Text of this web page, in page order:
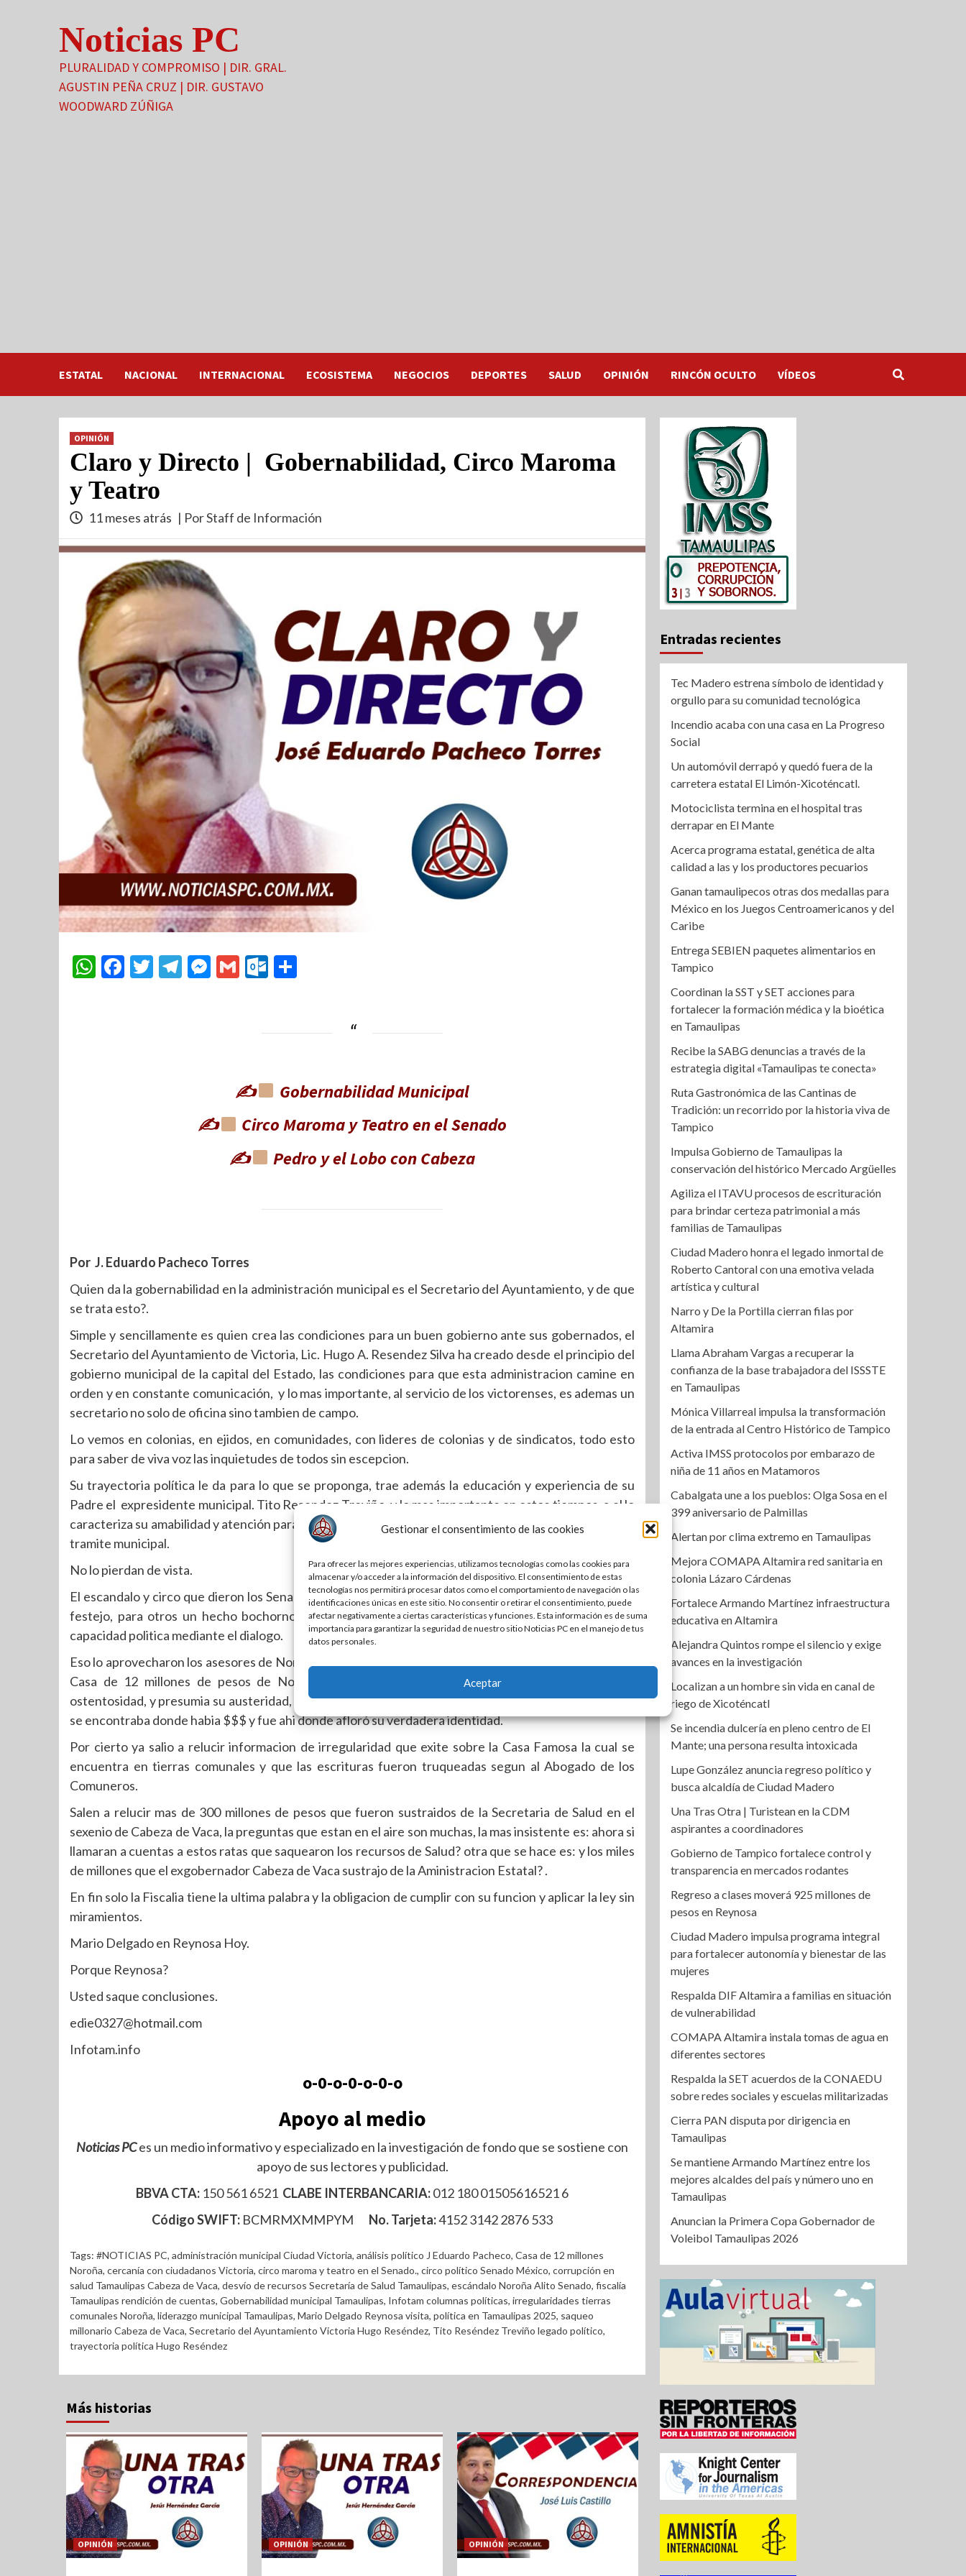
Gestionar el consentimiento de las cookies
Para ofrecer las mejores experiencias, utilizamos tecnologías como las cookies para
almacenar y/o acceder a la información del dispositivo. El consentimiento de estas
tecnologías nos permitirá procesar datos como el comportamiento de navegación o las
identificaciones únicas en este sitio. No consentir o retirar el consentimiento, puede
afectar negativamente a ciertas características y funciones. Esta información es de suma
importancia para garantizar la seguridad de nuestro sitio Noticias PC en el manejo de tus
datos personales.
Aceptar
Noticias PC
PLURALIDAD Y COMPROMISO | DIR. GRAL.
AGUSTIN PEÑA CRUZ | DIR. GUSTAVO
WOODWARD ZÚÑIGA
ESTATAL NACIONAL INTERNACIONAL ECOSISTEMA NEGOCIOS DEPORTES SALUD OPINIÓN RINCÓN OCULTO VÍDEOS
OPINIÓN
Claro y Directo | Gobernabilidad, Circo Maroma
y Teatro
11 meses atrás | Por Staff de Información
WhatsApp
Facebook
Twitter
Telegram
Messenger
GmailOutlook.com
✍
Gobernabilidad Municipal
✍
Circo Maroma y Teatro en el Senado
✍
Pedro y el Lobo con Cabeza
Por J. Eduardo Pacheco Torres
Quien da la gobernabilidad en la administración municipal es el Secretario del Ayuntamiento, y de que
se trata esto?.
Simple y sencillamente es quien crea las condiciones para un buen gobierno ante sus gobernados, el
Secretario del Ayuntamiento de Victoria, Lic. Hugo A. Resendez Silva ha creado desde el principio del
gobierno municipal de la capital del Estado, las condiciones para que esta administracion camine en
orden y en constante comunicación, y lo mas importante, al servicio de los victorenses, es ademas un
secretario no solo de oficina sino tambien de campo.
Lo vemos en colonias, en ejidos, en comunidades, con lideres de colonias y de sindicatos, todo esto
para saber de viva voz las inquietudes de todos sin escepcion.
Su trayectoria política le da para lo que se proponga, trae además la educación y experiencia de su
Padre el expresidente municipal. Tito Resendez Treviño, y lo mas importante en estos tiempos, a el lo
caracteriza su amabilidad y atención para todos los que se acercan diariamente para realizar cualquier
tramite municipal.
No lo pierdan de vista.
El escandalo y circo que dieron los Senadores Noroña y Alito en el Senado es para algunos motivo de
festejo, para otros un hecho bochornoso en un Recinto donde se supone debe de prevalecer la
capacidad politica mediante el dialogo.
Eso lo aprovecharon los asesores de Noroña para que se hablara, y mucho de eso, en vez de la famosa
Casa de 12 millones de pesos de Noroña, quien se caracterizaba por reprochar a politicos la
ostentosidad, y presumia su austeridad, lo que si es cierto es que lo hacia, nos imaginamos, porque no
se encontraba donde habia $$$ y fue ahi donde afloró su verdadera identidad.
Por cierto ya salio a relucir informacion de irregularidad que exite sobre la Casa Famosa la cual se
encuentra en tierras comunales y que las escrituras fueron truqueadas segun al Abogado de los
Comuneros.
Salen a relucir mas de 300 millones de pesos que fueron sustraidos de la Secretaria de Salud en el
sexenio de Cabeza de Vaca, la preguntas que estan en el aire son muchas, la mas insistente es: ahora si
llamaran a cuentas a estos ratas que saquearon los recursos de Salud? otra que se hace es: y los miles
de millones que el exgobernador Cabeza de Vaca sustrajo de la Aministracion Estatal? .
En fin solo la Fiscalia tiene la ultima palabra y la obligacion de cumplir con su funcion y aplicar la ley sin
miramientos.
Mario Delgado en Reynosa Hoy.
Porque Reynosa?
Usted saque conclusiones.
edie0327@hotmail.com
Infotam.info
o-0-o-0-o-0-o
Apoyo al medio
Noticias PCes un medio informativo y especializado en la investigación de fondo que se sostiene con
apoyo de sus lectores y publicidad.
BBVA CTA: 150 561 6521 CLABE INTERBANCARIA:012 180 01505616521 6
Código SWIFT: BCMRMXMMPYM No. Tarjeta:4152 3142 2876 533
Tags: #NOTICIAS PC, administración municipal Ciudad Victoria, análisis político J Eduardo Pacheco, Casa de 12 millones
Noroña, cercanía con ciudadanos Victoria, circo maroma y teatro en el Senado., circo político Senado México, corrupción en
salud Tamaulipas Cabeza de Vaca, desvío de recursos Secretaría de Salud Tamaulipas, escándalo Noroña Alito Senado, fiscalía
Tamaulipas rendición de cuentas, Gobernabilidad municipal Tamaulipas, Infotam columnas políticas, irregularidades tierras
comunales Noroña, liderazgo municipal Tamaulipas, Mario Delgado Reynosa visita, política en Tamaulipas 2025, saqueo
millonario Cabeza de Vaca, Secretario del Ayuntamiento Victoria Hugo Reséndez, Tito Reséndez Treviño legado político,
trayectoria política Hugo Reséndez
Más historias
OPINIÓN OPINIÓN OPINIÓN
Entradas recientes
Tec Madero estrena símbolo de identidad y
orgullo para su comunidad tecnológica
Incendio acaba con una casa en La Progreso
Social
Un automóvil derrapó y quedó fuera de la
carretera estatal El Limón-Xicoténcatl.
Motociclista termina en el hospital tras
derrapar en El Mante
Acerca programa estatal, genética de alta
calidad a las y los productores pecuarios
Ganan tamaulipecos otras dos medallas para
México en los Juegos Centroamericanos y del
Caribe
Entrega SEBIEN paquetes alimentarios en
Tampico
Coordinan la SST y SET acciones para
fortalecer la formación médica y la bioética
en Tamaulipas
Recibe la SABG denuncias a través de la
estrategia digital «Tamaulipas te conecta»
Ruta Gastronómica de las Cantinas de
Tradición: un recorrido por la historia viva de
Tampico
Impulsa Gobierno de Tamaulipas la
conservación del histórico Mercado Argüelles
Agiliza el ITAVU procesos de escrituración
para brindar certeza patrimonial a más
familias de Tamaulipas
Ciudad Madero honra el legado inmortal de
Roberto Cantoral con una emotiva velada
artística y cultural
Narro y De la Portilla cierran filas por
Altamira
Llama Abraham Vargas a recuperar la
confianza de la base trabajadora del ISSSTE
en Tamaulipas
Mónica Villarreal impulsa la transformación
de la entrada al Centro Histórico de Tampico
Activa IMSS protocolos por embarazo de
niña de 11 años en Matamoros
Cabalgata une a los pueblos: Olga Sosa en el
399 aniversario de Palmillas
Alertan por clima extremo en Tamaulipas
Mejora COMAPA Altamira red sanitaria en
colonia Lázaro Cárdenas
Fortalece Armando Martínez infraestructura
educativa en Altamira
Alejandra Quintos rompe el silencio y exige
avances en la investigación
Localizan a un hombre sin vida en canal de
riego de Xicoténcatl
Se incendia dulcería en pleno centro de El
Mante; una persona resulta intoxicada
Lupe González anuncia regreso político y
busca alcaldía de Ciudad Madero
Una Tras Otra | Turistean en la CDM
aspirantes a coordinadores
Gobierno de Tampico fortalece control y
transparencia en mercados rodantes
Regreso a clases moverá 925 millones de
pesos en Reynosa
Ciudad Madero impulsa programa integral
para fortalecer autonomía y bienestar de las
mujeres
Respalda DIF Altamira a familias en situación
de vulnerabilidad
COMAPA Altamira instala tomas de agua en
diferentes sectores
Respalda la SET acuerdos de la CONAEDU
sobre redes sociales y escuelas militarizadas
Cierra PAN disputa por dirigencia en
Tamaulipas
Se mantiene Armando Martínez entre los
mejores alcaldes del país y número uno en
Tamaulipas
Anuncian la Primera Copa Gobernador de
Voleibol Tamaulipas 2026